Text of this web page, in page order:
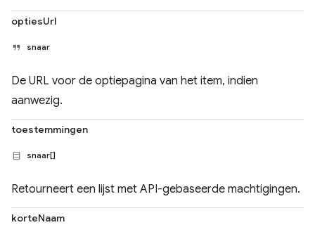
optiesUrl
snaar
De URL voor de optiepagina van het item, indien
aanwezig.
toestemmingen
snaar[]
Retourneert een lijst met API-gebaseerde machtigingen.
korteNaam